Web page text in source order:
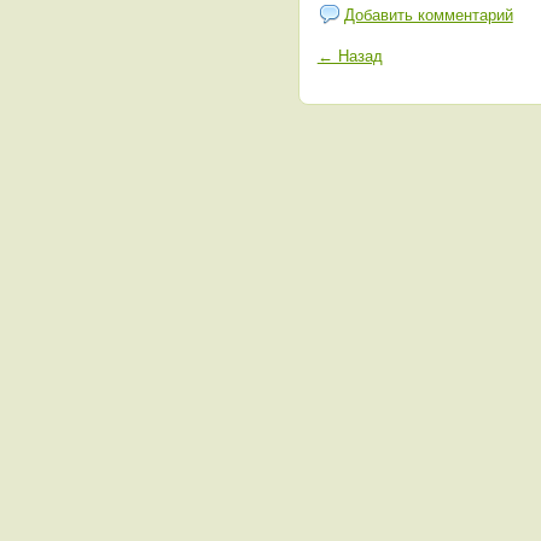
Добавить комментарий
← Назад